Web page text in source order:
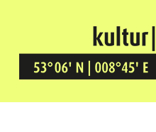
Kultur Vor Ort
BREMEN GRÖPELINGEN